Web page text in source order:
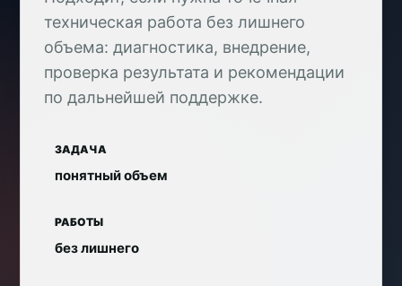
техническая работа без лишнего
объема: диагностика, внедрение,
проверка результата и рекомендации
по дальнейшей поддержке.
ЗАДАЧА
понятный объем
РАБОТЫ
без лишнего